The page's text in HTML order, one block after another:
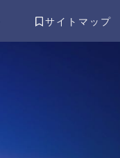
サイトマップ